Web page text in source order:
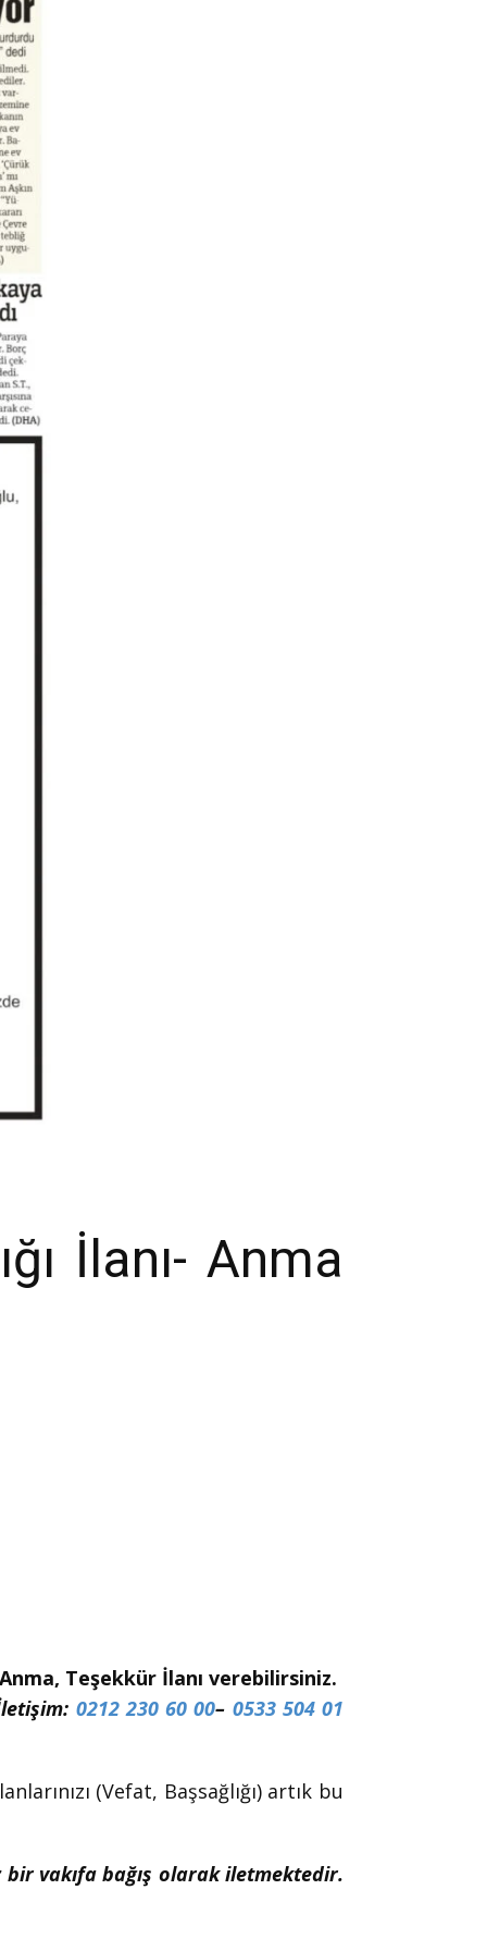
İlanı- Anma
Teşekkür İlanı verebilirsiniz.
0212 230 60 00– 0533 504 01
(Vefat, Başsağlığı) artık bu
bir vakıfa bağış olarak iletmektedir.